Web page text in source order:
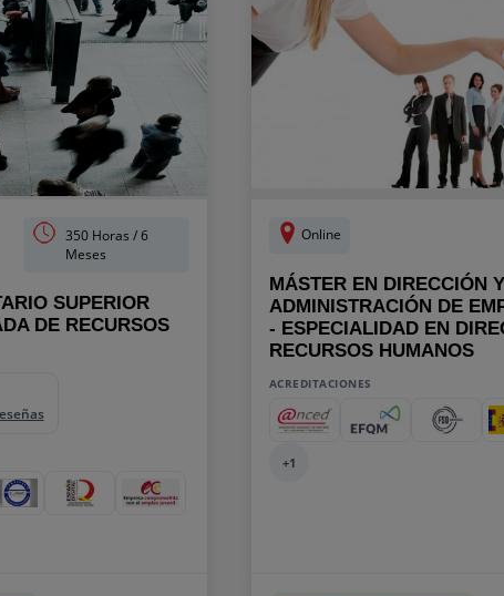
350 Horas / 6
Meses
SUPERIOR
DE RECURSOS
Online
MÁSTER EN DIRECCIÓN Y
ADMINISTRACIÓN DE
- ESPECIALIDAD EN
RECURSOS HUMANOS
ACREDITACIONES
+1